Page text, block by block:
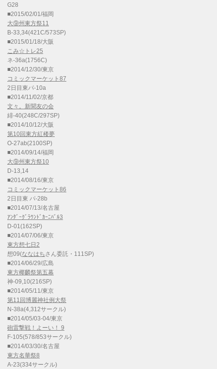
G28
■2015/02/01/福岡
大⑨州東方祭11
B-33,34(421C/573SP)
■2015/01/18/大阪
こみ☆トレ25
ネ-36a(1756C)
■2014/12/30/東京
コミックマーケット87
2日目東パ-10a
■2014/11/02/京都
文々。新聞友の会
緋-40(248C/297SP)
■2014/10/12/大阪
第10回東方紅楼夢
O-27ab(2100SP)
■2014/09/14/福岡
大⑨州東方祭10
D-13,14
■2014/08/16/東京
コミックマーケット86
2日目東 パ-28b
■2014/07/13/名古屋
ｱﾝﾀﾞｰｸﾞﾗｳﾝﾄﾞｶｰﾆﾊﾞﾙ3
D-01(162SP)
■2014/07/06/東京
東方想七日2
想09(ななはちさん委託・111SP)
■2014/06/29/広島
東方椰麟祭第五幕
神-09,10(216SP)
■2014/05/11/東京
第11回博麗神社例大祭
N-38a(4,312サークル)
■2014/05/03-04/東京
砲雷撃戦！よーい！ 9
F-105(578/853サークル)
■2014/03/30/名古屋
東方名華祭8
A-23(334サークル)